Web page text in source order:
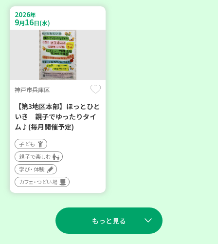
2026年
9月16日(水)
神戸市兵庫区
【第3地区本部】ほっとひと
いき 親子でゆったりタイ
ム♪(毎月開催予定)
子ども
親子で楽しむ
学び・体験
カフェ・つどい場
もっと見る